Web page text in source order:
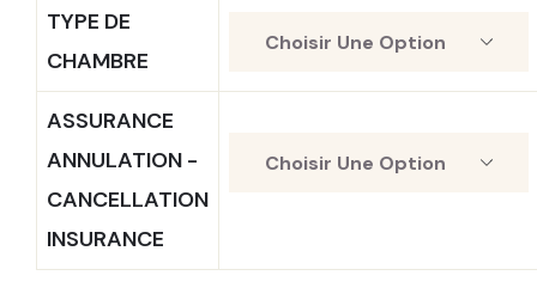
TYPE DE
CHAMBRE
ASSURANCE
ANNULATION -
CANCELLATION
INSURANCE